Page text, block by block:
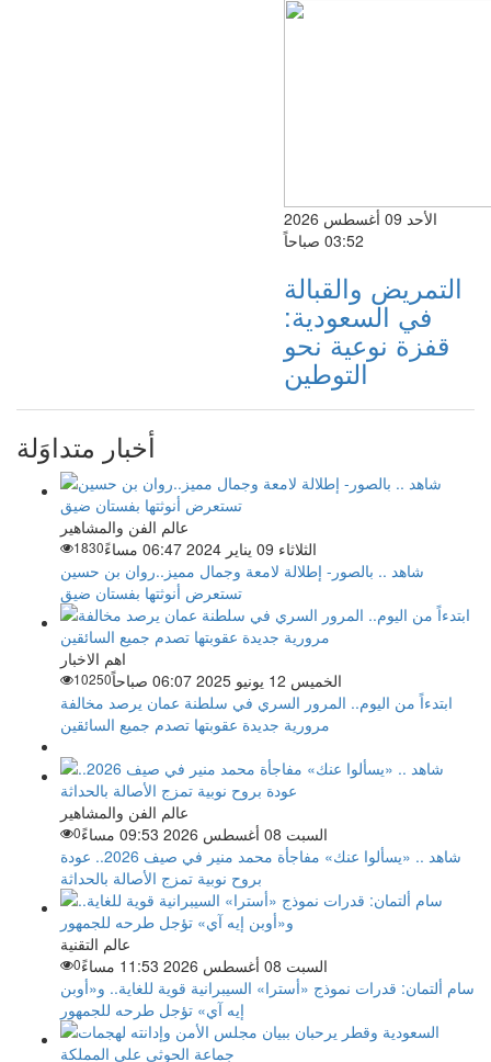
الأحد 09 أغسطس 2026
03:52 صباحاً
التمريض والقبالة
في السعودية:
قفزة نوعية نحو
التوطين
أخبار متداوَلة
عالم الفن والمشاهير
الثلاثاء 09 يناير 2024 06:47 مساءً
1830
شاهد .. بالصور- إطلالة لامعة وجمال مميز..روان بن حسين
تستعرض أنوثتها بفستان ضيق
اهم الاخبار
الخميس 12 يونيو 2025 06:07 صباحاً
10250
ابتدءاً من اليوم.. المرور السري في سلطنة عمان يرصد مخالفة
مرورية جديدة عقوبتها تصدم جميع السائقين
عالم الفن والمشاهير
السبت 08 أغسطس 2026 09:53 مساءً
0
شاهد .. «يسألوا عنك» مفاجأة محمد منير في صيف 2026.. عودة
بروح نوبية تمزج الأصالة بالحداثة
عالم التقنية
السبت 08 أغسطس 2026 11:53 مساءً
0
سام ألتمان: قدرات نموذج «أسترا» السيبرانية قوية للغاية.. و«أوبن
إيه آي» تؤجل طرحه للجمهور